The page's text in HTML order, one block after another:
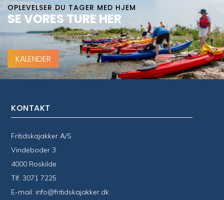
OPLEVELSER DU TAGER MED HJEM
SE VORES TURE HER
KALENDER
KONTAKT
Fritidskajakker A/S
Vindeboder 3
4000 Roskilde
Tlf.3071 7225
E-mail: info@fritidskajakker.dk